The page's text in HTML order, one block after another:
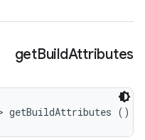
getBuildAttributes
getBuildAttributes ()